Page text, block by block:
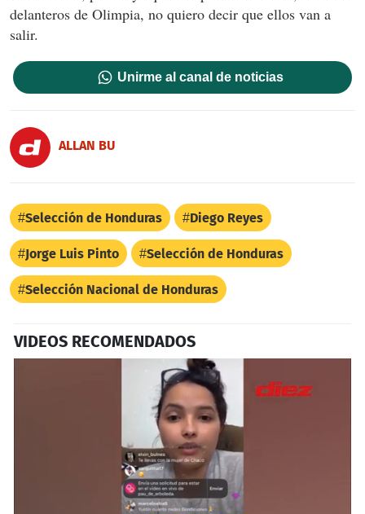
delanteros de Olimpia, no quiero decir que ellos van a
salir.
Unirme al canal de noticias
ALLAN BU
Selección de Honduras Diego Reyes
Jorge Luis Pinto Selección de Honduras
Selección Nacional de Honduras
VIDEOS RECOMENDADOS